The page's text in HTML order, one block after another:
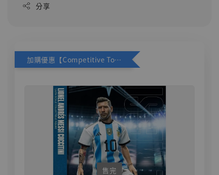
分享
加購優惠【Competitive Toys 梅西 [CM001]】
售完